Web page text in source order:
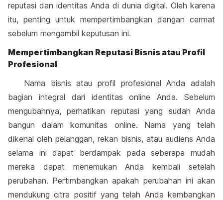
reputasi dan identitas Anda di dunia digital. Oleh karena
itu, penting untuk mempertimbangkan dengan cermat
sebelum mengambil keputusan ini.
Mempertimbangkan Reputasi Bisnis atau Profil
Profesional
Nama bisnis atau profil profesional Anda adalah
bagian integral dari identitas online Anda. Sebelum
mengubahnya, perhatikan reputasi yang sudah Anda
bangun dalam komunitas online. Nama yang telah
dikenal oleh pelanggan, rekan bisnis, atau audiens Anda
selama ini dapat berdampak pada seberapa mudah
mereka dapat menemukan Anda kembali setelah
perubahan. Pertimbangkan apakah perubahan ini akan
mendukung citra positif yang telah Anda kembangkan